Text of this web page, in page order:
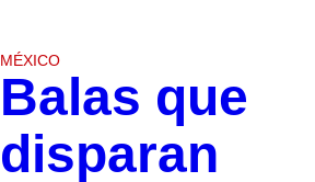
MÉXICO
Balas que
disparan